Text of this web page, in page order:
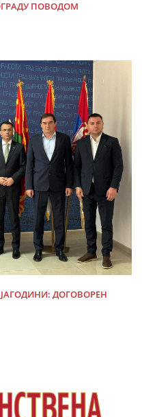
ПОВОДОМ
ДОГОВОРЕН